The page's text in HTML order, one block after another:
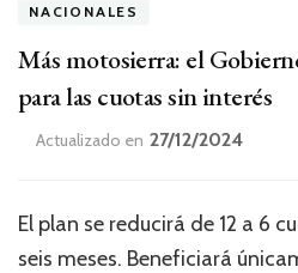
NACIONALES
Más motosierra: el
para las cuotas sin interés
Actualizado en 27/12/2024
El plan se reducirá de 12 a 6
seis meses. Beneficiará